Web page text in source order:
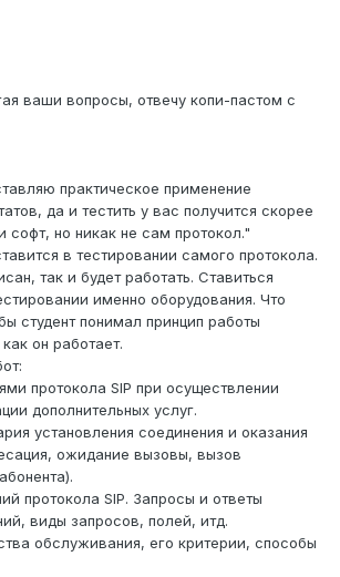
ваши вопросы, отвечу копи-пастом с
практическое применение
да и тестить у вас получится скорее
софт, но никак не сам протокол."
в тестировании самого протокола.
так и будет работать. Ставиться
именно оборудования. Что
студент понимал принцип работы
он работает.
протокола SIP при осуществлении
дополнительных услуг.
установления соединения и оказания
ожидание вызовы, вызов
протокола SIP. Запросы и ответы
виды запросов, полей, итд.
обслуживания, его критерии, способы